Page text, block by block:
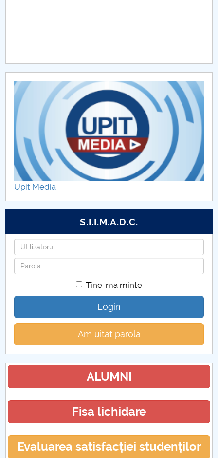
Chestionar angajabilitate ALUMNI – UPB
CAR2026
MENIU CANTINA
Politică internă Erasmus+ și ESC
Metodologii si proceduri
Anexe depunere proiecte
Proiecte in parteneriat
Proiecte
Upit Media
S.I.I.M.A.D.C.
Utilizatorul
Parola
Tine-ma minte
Login
Am uitat parola
ALUMNI
Fisa lichidare
Evaluarea satisfacției studenților